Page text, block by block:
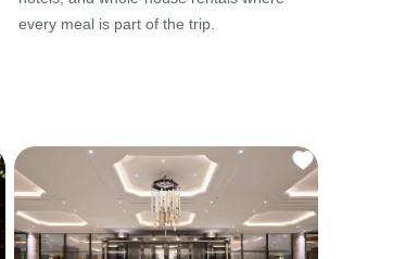
every meal is part of the trip.